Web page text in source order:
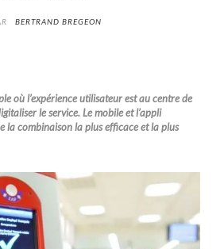
BERTRAND BREGEON
où l’expérience utilisateur est au centre de
le service. Le mobile et l’appli
la combinaison la plus efficace et la plus